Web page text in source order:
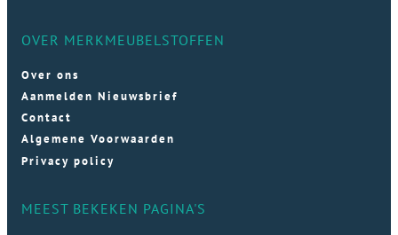
OVER MERKMEUBELSTOFFEN
Over ons
Aanmelden Nieuwsbrief
Contact
Algemene Voorwaarden
Privacy policy
MEEST BEKEKEN PAGINA'S